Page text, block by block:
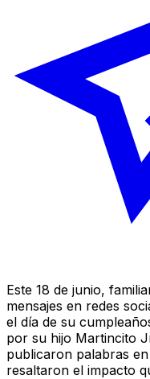
Este 18 de junio,
mensajes en redes
el día de su
por su hijo Martincito
publicaron palabras
resaltaron el impacto